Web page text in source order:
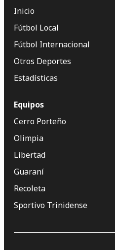
Inicio
Fútbol Local
Fútbol Internacional
Otros Deportes
Estadísticas
Equipos
Cerro Porteño
Olimpia
Libertad
Guaraní
Recoleta
Sportivo Trinidense